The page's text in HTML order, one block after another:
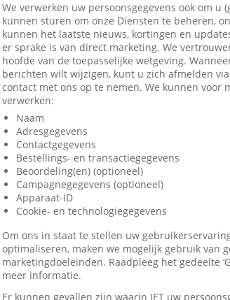
We verwerken uw persoonsgegevens ook om
kunnen sturen om onze Diensten te beheren,
kunnen het laatste nieuws, kortingen en
er sprake is van direct marketing. We
hoofde van de toepasselijke wetgeving.
berichten wilt wijzigen, kunt u zich afmelden
contact met ons op te nemen. We kunnen voor
verwerken:
Naam
Adresgegevens
Contactgegevens
Bestellings- en transactiegegevens
Beoordeling(en) (optioneel)
Campagnegegevens (optioneel)
Apparaat-ID
Cookie- en technologiegegevens
Om ons in staat te stellen uw
optimaliseren, maken we mogelijk gebruik van
marketingdoeleinden. Raadpleeg het gedeelte
meer informatie.
Er kunnen gevallen zijn waarin JET uw